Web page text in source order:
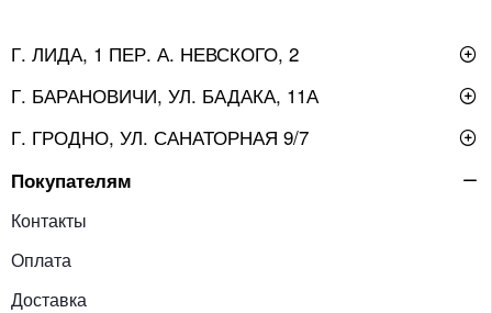
Г. ЛИДА, 1 ПЕР. А. НЕВСКОГО, 2
Г. БАРАНОВИЧИ, УЛ. БАДАКА, 11А
Г. ГРОДНО, УЛ. САНАТОРНАЯ 9/7
Покупателям
Контакты
Оплата
Доставка